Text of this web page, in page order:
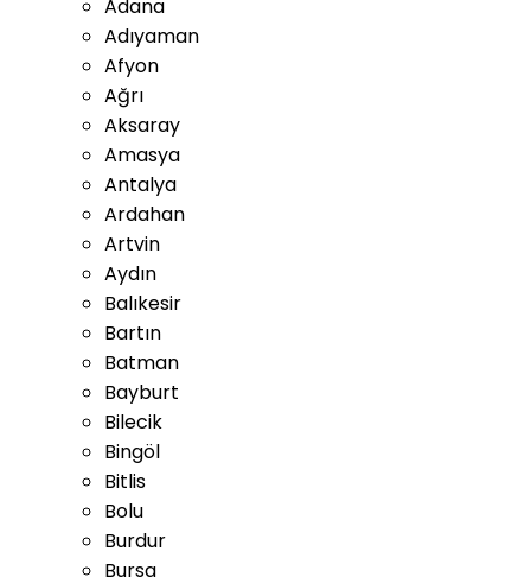
Adana
Adıyaman
Afyon
Ağrı
Aksaray
Amasya
Antalya
Ardahan
Artvin
Aydın
Balıkesir
Bartın
Batman
Bayburt
Bilecik
Bingöl
Bitlis
Bolu
Burdur
Bursa